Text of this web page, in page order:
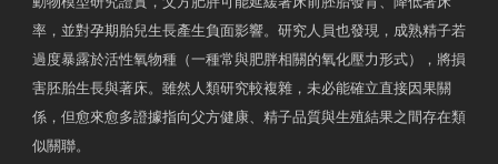
率，並對孕期胎兒生長產生負面影響。研究人員也發現，成熟精子若
過度暴露於活性氧物種（一種常與肥胖相關的氧化壓力形式），將損
害胚胎生長與著床。雖然人類研究較複雜，未必能確立直接因果關
係，但愈來愈多證據指向父方健康、精子品質與生殖結果之間存在類
似關聯。